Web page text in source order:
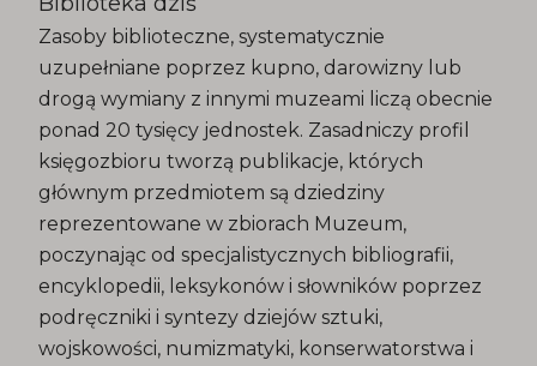
Zasoby biblioteczne, systematycznie
uzupełniane poprzez kupno, darowizny lub
drogą wymiany z innymi muzeami liczą obecnie
ponad 20 tysięcy jednostek. Zasadniczy profil
księgozbioru tworzą publikacje, których
głównym przedmiotem są dziedziny
reprezentowane w zbiorach Muzeum,
poczynając od specjalistycznych bibliografii,
encyklopedii, leksykonów i słowników poprzez
podręczniki i syntezy dziejów sztuki,
wojskowości, numizmatyki, konserwatorstwa i